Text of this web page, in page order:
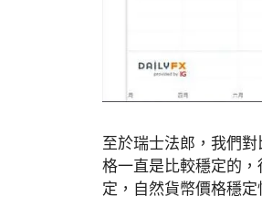
至於瑞士法郎，我們
格一直是比較穩定的
定，自然貨幣價格穩定